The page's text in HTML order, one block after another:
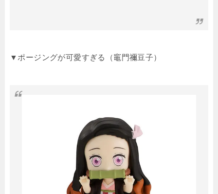
▼ポージングが可愛すぎる（竈門禰豆子）